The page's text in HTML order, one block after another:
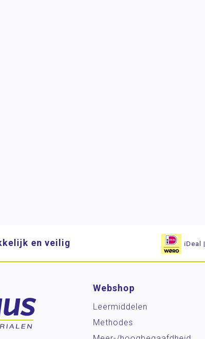
en veilig iDeal
Webshop
Leermiddelen
Methodes